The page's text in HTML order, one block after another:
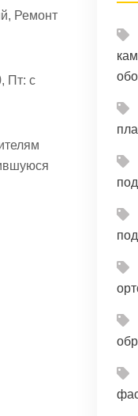
Ремонт
Пт: с